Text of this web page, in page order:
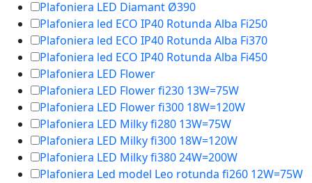
Plafoniera LED Diamant Ø390
Plafoniera led ECO IP40 Rotunda Alba Fi250
Plafoniera led ECO IP40 Rotunda Alba Fi370
Plafoniera led ECO IP40 Rotunda Alba Fi450
Plafoniera LED Flower
Plafoniera LED Flower fi230 13W=75W
Plafoniera LED Flower fi300 18W=120W
Plafoniera LED Milky fi280 13W=75W
Plafoniera LED Milky fi300 18W=120W
Plafoniera LED Milky fi380 24W=200W
Plafoniera Led model Leo rotunda fi260 12W=75W